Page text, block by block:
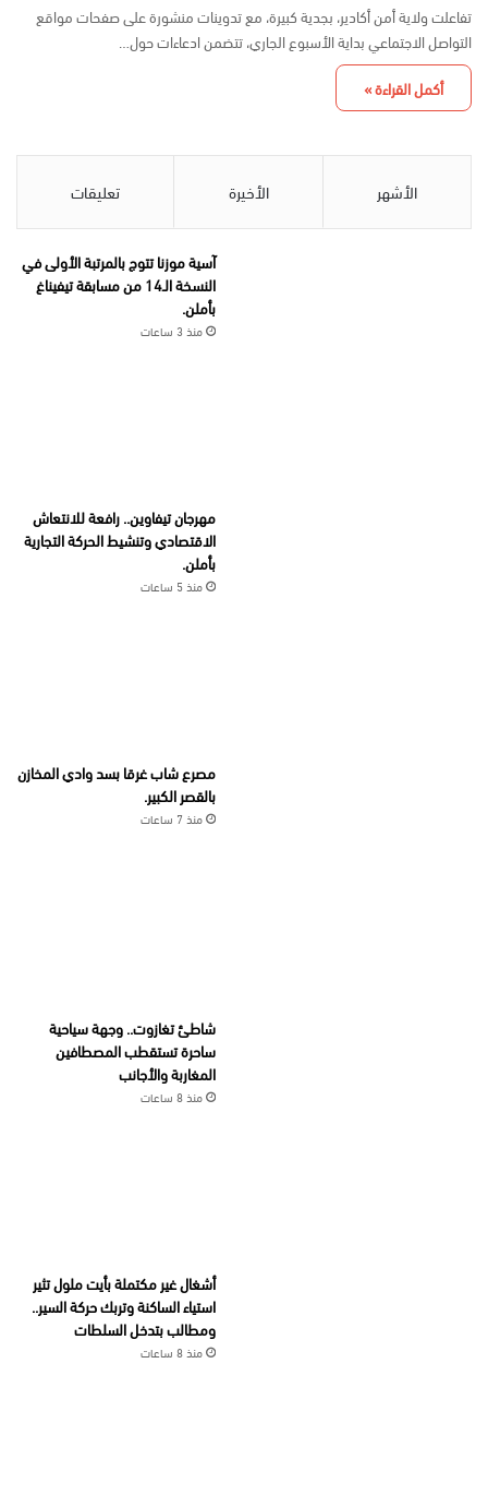
تفاعلت ولاية أمن أكادير، بجدية كبيرة، مع تدوينات منشورة على صفحات مواقع
التواصل الاجتماعي بداية الأسبوع الجاري، تتضمن ادعاءات حول…
أكمل القراءة »
الأشهر الأخيرة تعليقات
آسية موزنا تتوج بالمرتبة الأولى في
النسخة الـ14 من مسابقة تيفيناغ
بأملن.
منذ 3 ساعات
مهرجان تيفاوين.. رافعة للانتعاش
الاقتصادي وتنشيط الحركة التجارية
بأملن.
منذ 5 ساعات
مصرع شاب غرقا بسد وادي المخازن
بالقصر الكبير.
منذ 7 ساعات
شاطئ تغازوت.. وجهة سياحية
ساحرة تستقطب المصطافين
المغاربة والأجانب
منذ 8 ساعات
أشغال غير مكتملة بأيت ملول تثير
استياء الساكنة وتربك حركة السير..
ومطالب بتدخل السلطات
منذ 8 ساعات